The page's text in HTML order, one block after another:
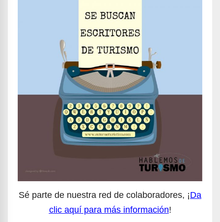
Sé parte de nuestra red de colaboradores, ¡Da
clic aquí para más información!